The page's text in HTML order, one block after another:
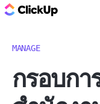
MANAGE
กรอบก